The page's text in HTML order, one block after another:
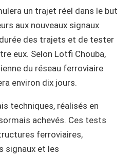
un trajet réel dans le but
aux nouveaux signaux
des trajets et de tester
eux. Selon Lotfi Chouba,
du réseau ferroviaire
environ dix jours.
techniques, réalisés en
achevés. Ces tests
ferroviaires,
signaux et les